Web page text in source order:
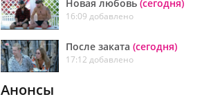
Новая любовь(сегодня)
16:09 добавлено
После заката(сегодня)
17:12 добавлено
Анонсы